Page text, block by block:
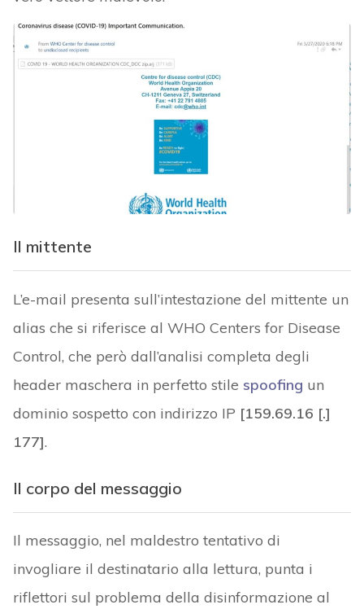
Il mittente
L’e-mail presenta sull’intestazione del mittente un
alias che si riferisce al WHO Centers for Disease
Control, che però dall’analisi completa degli
header maschera in perfetto stile spoofing un
dominio sospetto con indirizzo IP [159.69.16 [.]
177].
Il corpo del messaggio
Il messaggio, nel maldestro tentativo di
invogliare il destinatario alla lettura, punta i
riflettori sul problema della disinformazione al